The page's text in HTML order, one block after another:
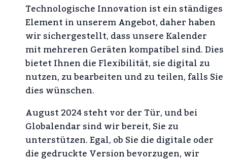
Technologische Innovation ist ein ständiges
Element in unserem Angebot, daher haben
wir sichergestellt, dass unsere Kalender
mit mehreren Geräten kompatibel sind. Dies
bietet Ihnen die Flexibilität, sie digital zu
nutzen, zu bearbeiten und zu teilen, falls Sie
dies wünschen.
August 2024 steht vor der Tür, und bei
Globalendar sind wir bereit, Sie zu
unterstützen. Egal, ob Sie die digitale oder
die gedruckte Version bevorzugen, wir